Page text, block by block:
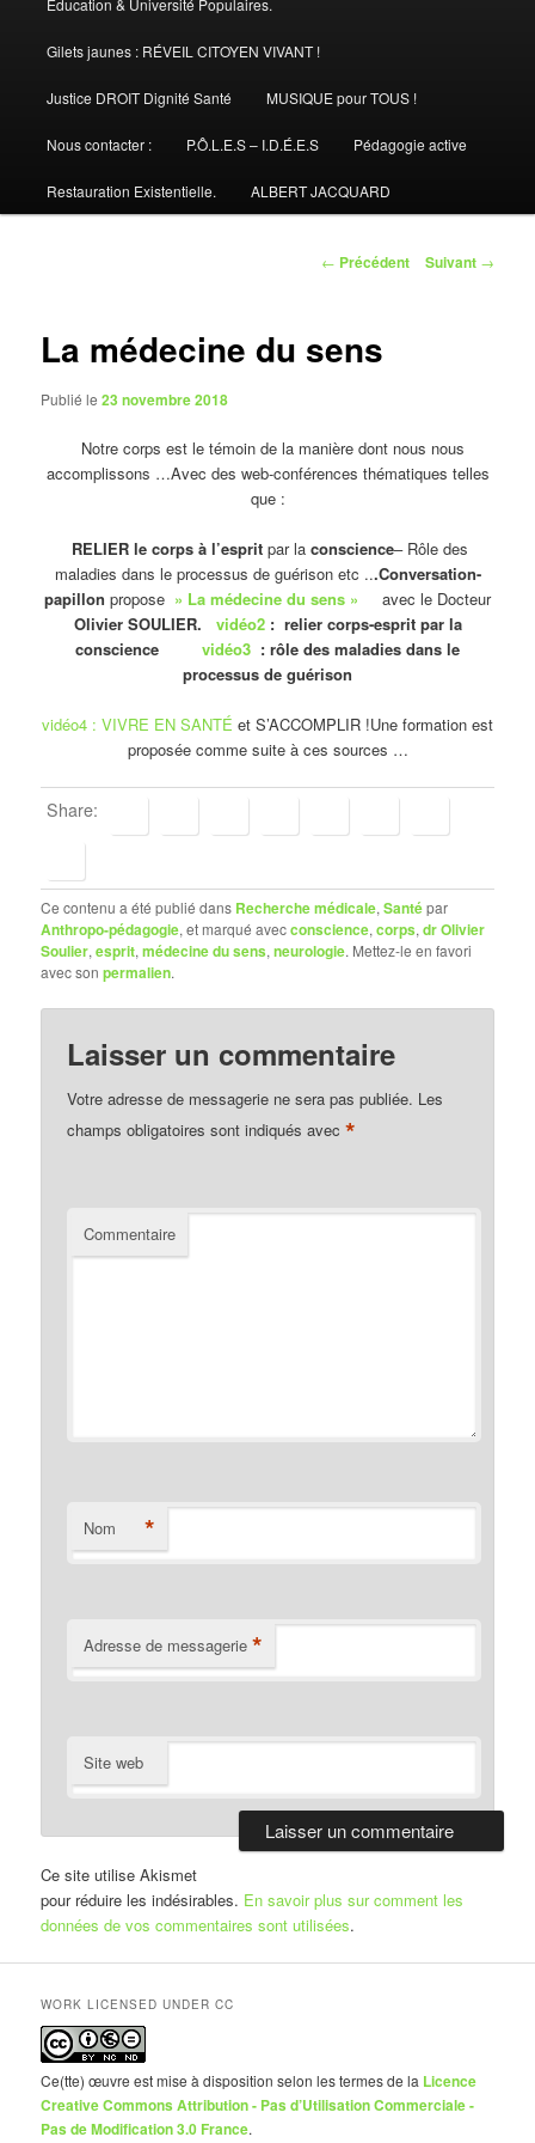
Gilets jaunes : RÉVEIL CITOYEN VIVANT !
Justice DROIT Dignité Santé MUSIQUE pour TOUS !
Nous contacter : P.Ô.L.E.S – I.D.É.E.S Pédagogie active
Restauration Existentielle. ALBERT JACQUARD
Navigation
← Précédent Suivant →
La médecine du sens
Publié le23 novembre 2018
Notre corps est le témoin de la manière dont nous nous
accomplissons …Avec des web-conférences thématiques telles
que :
RELIER le corps à l’esprit par la conscience– Rôle des
maladies dans le processus de guérison etc ...Conversation-
papillon propose » La médecine du sens »
avec le Docteur
Olivier SOULIER. vidéo2: relier corps-esprit par la
conscience vidéo3 : rôle des maladies dans le
processus de guérison
vidéo4 : VIVRE EN SANTÉ et S’ACCOMPLIR !Une formation est
proposée comme suite à ces sources …
Share:
Ce contenu a été publié dans Recherche médicale,Santépar
Anthropo-pédagogie, et marqué avecconscience,corps,dr Olivier
Soulier,esprit,médecine du sens,neurologie. Mettez-le en favori
avec sonpermalien.
Laisser un commentaire
Votre adresse de messagerie ne sera pas publiée. Les
champs obligatoires sont indiqués avec*
Commentaire
Nom *
Adresse de messagerie *
Site web
Ce site utilise Akismet
pour réduire les indésirables. En savoir plus sur comment les
données de vos commentaires sont utilisées.
WORK LICENSED UNDER CC
Ce(tte) œuvre est mise à disposition selon les termes de la Licence
Creative Commons Attribution - Pas d’Utilisation Commerciale -
Pas de Modification 3.0 France.